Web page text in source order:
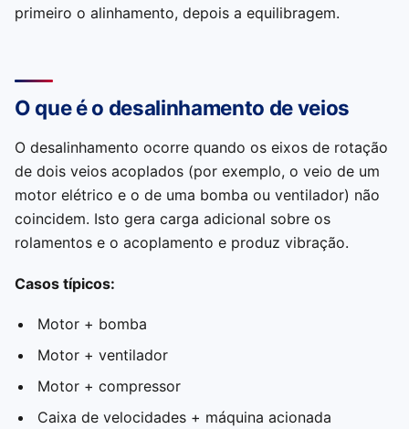
primeiro o alinhamento, depois a equilibragem.
O que é o desalinhamento de veios
O desalinhamento ocorre quando os eixos de rotação
de dois veios acoplados (por exemplo, o veio de um
motor elétrico e o de uma bomba ou ventilador) não
coincidem. Isto gera carga adicional sobre os
rolamentos e o acoplamento e produz vibração.
Casos típicos:
Motor + bomba
Motor + ventilador
Motor + compressor
Caixa de velocidades + máquina acionada